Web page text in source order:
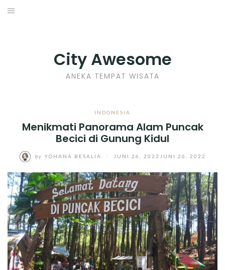
Skip
City Awesome
ANEKA TEMPAT WISATA
INDONESIA
Menikmati Panorama Alam Puncak
Becici di Gunung Kidul
by YOHANA BESALIA JUNI 26, 2022 JUNI 26, 2022
SENI KERAJINAN
INFO GAMES
MOVIES REVIEW